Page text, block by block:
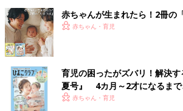
赤ちゃんが生まれたら！2冊の
赤ちゃん・育児
育児の困ったがズバリ！解決
夏号』 4カ月～2才になるまで
いっぱい！
赤ちゃん・育児